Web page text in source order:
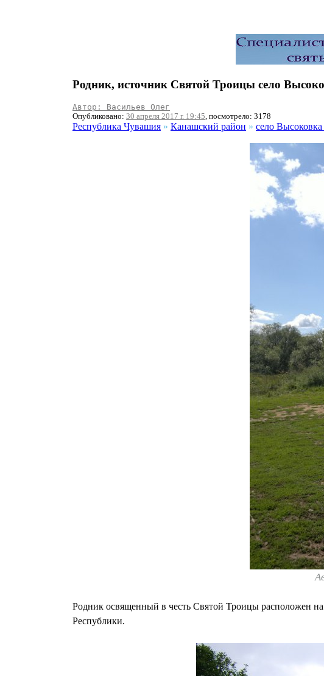
Родник, источник Святой Троицы село
Автор: Васильев Олег
Опубликовано: 30 апреля 2017 г. 19:45, посмотрело: 3178
Республика Чувашия » Канашский район » село
Родник освященный в честь Святой Троицы расположен
Республики.